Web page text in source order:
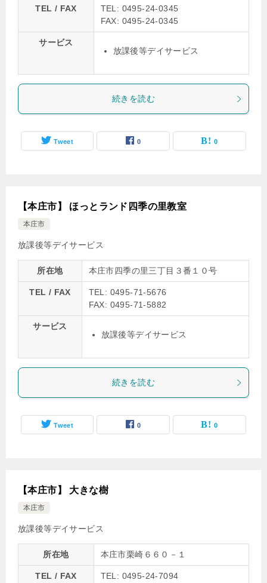
TEL / FAX
TEL: 0495-24-0345
FAX: 0495-24-0345
サービス
放課後等デイサービス
続きを読む
Tweet 0 0
【本庄市】 ほっとランド四季の里教室
本庄市
放課後等デイサービス
所在地 本庄市四季の里三丁目３番１０号
TEL / FAX
TEL: 0495-71-5676
FAX: 0495-71-5882
サービス
放課後等デイサービス
続きを読む
Tweet 0 0
【本庄市】 大きな樹
本庄市
放課後等デイサービス
所在地 本庄市栗崎６６０－１
TEL / FAX
TEL: 0495-24-7094